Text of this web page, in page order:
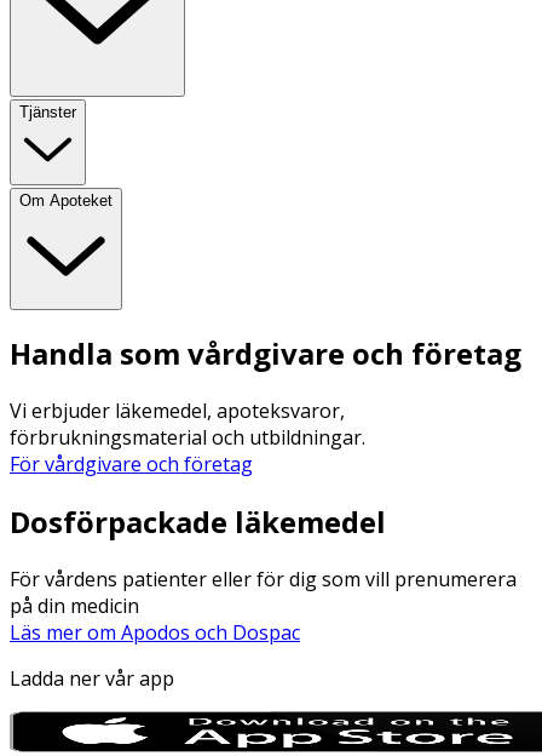
Tjänster
Om Apoteket
Handla som vårdgivare och företag
Vi erbjuder läkemedel, apoteksvaror,
förbrukningsmaterial och utbildningar.
För vårdgivare och företag
Dosförpackade läkemedel
För vårdens patienter eller för dig som vill prenumerera
på din medicin
Läs mer om Apodos och Dospac
Ladda ner vår app